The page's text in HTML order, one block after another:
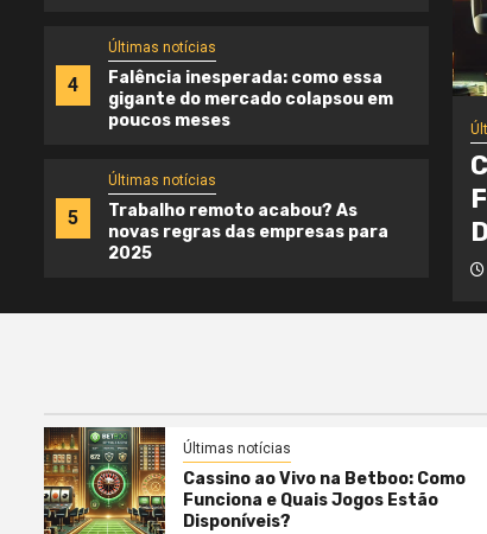
4
Últimas notícias
Falência inesperada: como essa
gigante do mercado colapsou em
poucos meses
5
Últimas notícias
Trabalho remoto acabou? As
novas regras das empresas para
2025
Vivo na Betboo: Como
Quais Jogos Estão
Últimas notícias
Cassino ao Vivo na Betboo: Como
Funciona e Quais Jogos Estão
Disponíveis?